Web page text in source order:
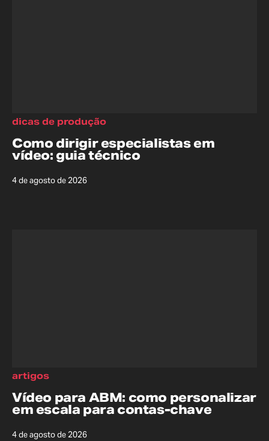
Como dirigir especialistas em
vídeo: guia técnico
4 de agosto de 2026
dicas de produção
Vídeo para ABM: como personalizar
em escala para contas-chave
4 de agosto de 2026
artigos